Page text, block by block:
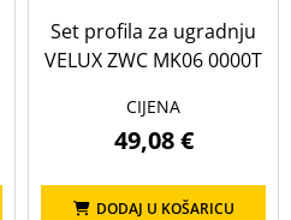
Set profila za ugradnju
VELUX ZWC MK06 0000T
CIJENA
49,08 €
DODAJ U KOŠARICU